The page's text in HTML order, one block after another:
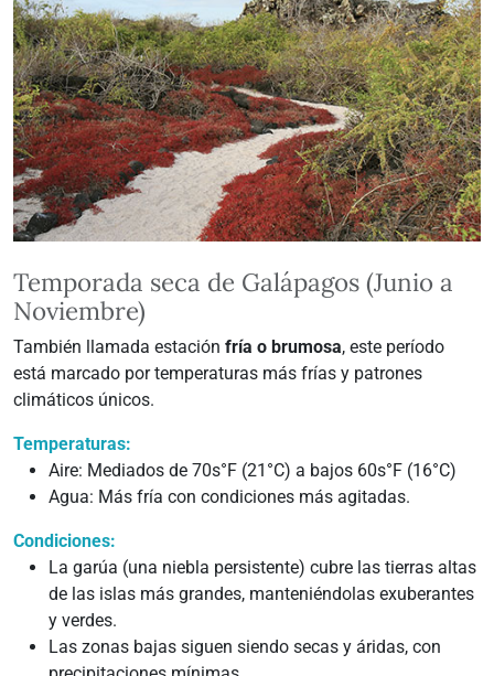
Temporada seca de Galápagos (Junio a
Noviembre)
También llamada estación fría o brumosa, este período
está marcado por temperaturas más frías y patrones
climáticos únicos.
Temperaturas:
Aire: Mediados de 70s°F (21°C) a bajos 60s°F (16°C)
Agua: Más fría con condiciones más agitadas.
Condiciones:
La garúa (una niebla persistente) cubre las tierras altas
de las islas más grandes, manteniéndolas exuberantes
y verdes.
Las zonas bajas siguen siendo secas y áridas, con